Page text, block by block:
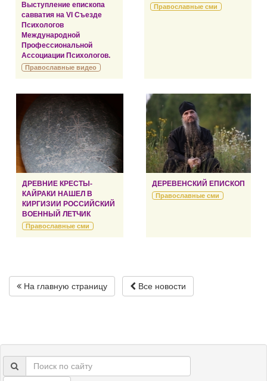
Выступление епископа
савватия на VI Съезде
Психологов
Международной
Профессиональной
Ассоциации Психологов.
Православные видео
Православные сми
ДРЕВНИЕ КРЕСТЫ-
КАЙРАКИ НАШЕЛ В
КИРГИЗИИ РОССИЙСКИЙ
ВОЕННЫЙ ЛЕТЧИК
Православные сми
ДЕРЕВЕНСКИЙ ЕПИСКОП
Православные сми
На главную страницу Все новости